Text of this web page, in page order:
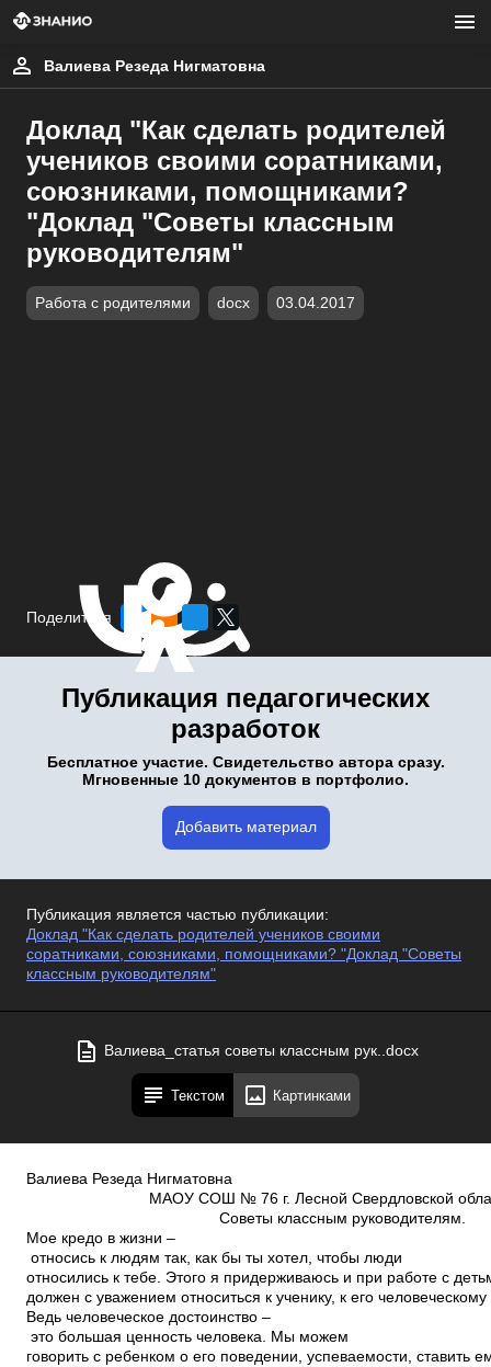
Валиева Резеда Нигматовна
Доклад "Как сделать родителей
учеников своими соратниками,
союзниками, помощниками?
"Доклад "Советы классным
руководителям"
Работа с родителями docx 03.04.2017
Поделиться
Публикация педагогических
разработок
Бесплатное участие. Свидетельство автора сразу.
Мгновенные 10 документов в портфолио.
Добавить материал
Публикация является частью публикации:
Доклад "Как сделать родителей учеников своими
соратниками, союзниками, помощниками? "Доклад "Советы
классным руководителям"
Валиева_статья советы классным рук..docx
Текстом Картинками
Валиева Резеда Нигматовна
МАОУ СОШ № 76 г. Лесной Свердловской
Советы классным руководителям.
Мое кредо в жизни –
относись к людям так, как бы ты хотел, чтобы люди
относились к тебе. Этого я придерживаюсь и при работе с
должен с уважением относиться к ученику, к его
Ведь человеческое достоинство –
это большая ценность человека. Мы можем
говорить с ребенком о его поведении, успеваемости, ставить